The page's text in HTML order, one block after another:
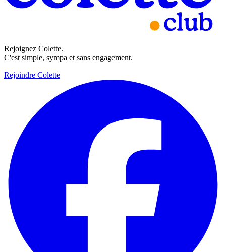
Rejoignez Colette.
C'est simple, sympa et sans engagement.
Rejoindre Colette